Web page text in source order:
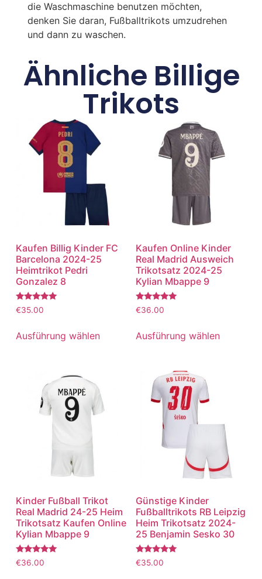
die Waschmaschine benutzen möchten,
denken Sie daran, Fußballtrikots umzudrehen
und dann zu waschen.
Ähnliche Billige
Trikots
Kaufen Billig Kinder FC
Barcelona 2024-25
Heimtrikot Pedri
Gonzalez 8
Bewertet
mit
von 5
€35.00
Ausführung wählen
Kaufen Online Kinder
Real Madrid Ausweich
Trikotsatz 2024-25
Kylian Mbappe 9
Bewertet
mit
von 5
€36.00
Ausführung wählen
Kinder Fußball Trikot
Real Madrid 24-25 Heim
Trikotsatz Kaufen Online
Kylian Mbappe 9
Bewertet
mit
€36.00
Günstige Kinder
Fußballtrikots RB Leipzig
Heim Trikotsatz 2024-
25 Benjamin Sesko 30
Bewertet
mit
€35.00